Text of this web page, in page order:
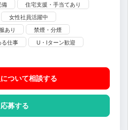
備
住宅支援・手当てあり
女性社員活躍中
あり
禁煙・分煙
る仕事
U・Iターン歓迎
ついて相談する
応募する